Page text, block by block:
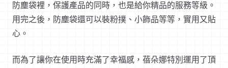
防塵袋裡，保護產品的同時，也是給你精品的服務等級。
用完之後，防塵袋還可以裝粉撲、小飾品等等，實用又貼
心。
而為了讓你在使用時充滿了幸福感，蓓朵娜特別運用了頂